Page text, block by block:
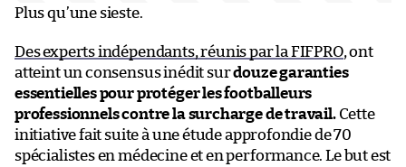
Plus qu’une sieste.
Des experts indépendants, réunis par la FIFPRO, ont
atteint un consensus inédit surdouze garanties
essentielles pour protéger les footballeurs
professionnels contre la surcharge de travail.Cette
initiative fait suite à une étude approfondie de 70
spécialistes en médecine et en performance. Le but est